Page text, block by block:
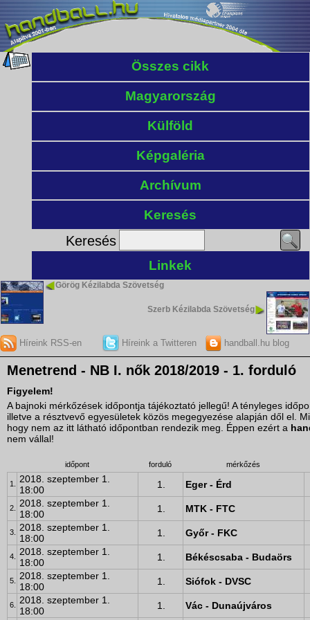
Összes cikk
Magyarország
Külföld
Képgaléria
Archívum
Keresés
Keresés
Linkek
Görög Kézilabda Szövetség
Szerb Kézilabda Szövetség
Híreink RSS-en Híreink a Twitteren handball.hu blog
Menetrend - NB I. nők 2018/2019 - 1. forduló
Figyelem!
A bajnoki mérkőzések időpontja tájékoztató jellegű! A tényleges
illetve a résztvevő egyesületek közös megegyezése alapján dől el.
hogy nem az itt látható időpontban rendezik meg. Éppen ezért a
nem vállal!
időpont forduló mérkőzés
1.
2018. szeptember 1.
18:00
1. Eger - Érd
2.
2018. szeptember 1.
18:00
1. MTK - FTC
3.
2018. szeptember 1.
18:00
1. Győr - FKC
4.
2018. szeptember 1.
18:00
1. Békéscsaba - Budaörs
5.
2018. szeptember 1.
18:00
1. Siófok - DVSC
6.
2018. szeptember 1.
18:00
1.
Vác - Dunaújváros